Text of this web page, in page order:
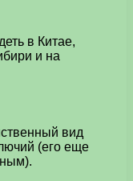
в Китае,
и на
вид
(его еще